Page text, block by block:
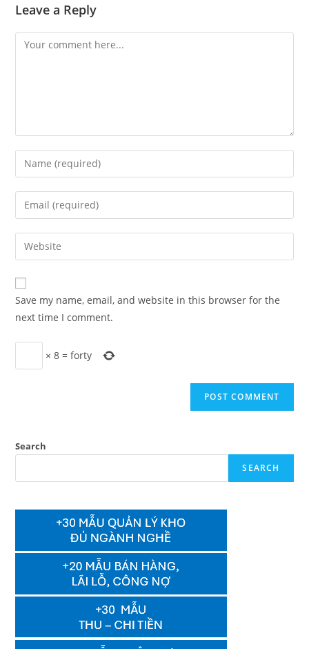
Leave a Reply
Comment
Enter
your
name
comment
Enter
your
email
address
comment
Enter
your
website
URL
(optional)
Save my name, email, and website in this browser for the
next time I comment.
×8 =forty
Search
SEARCH